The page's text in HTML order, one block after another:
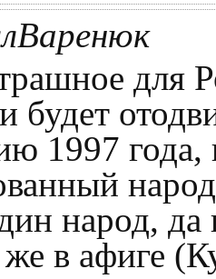
для
будет
1997
народ, да
в афиге